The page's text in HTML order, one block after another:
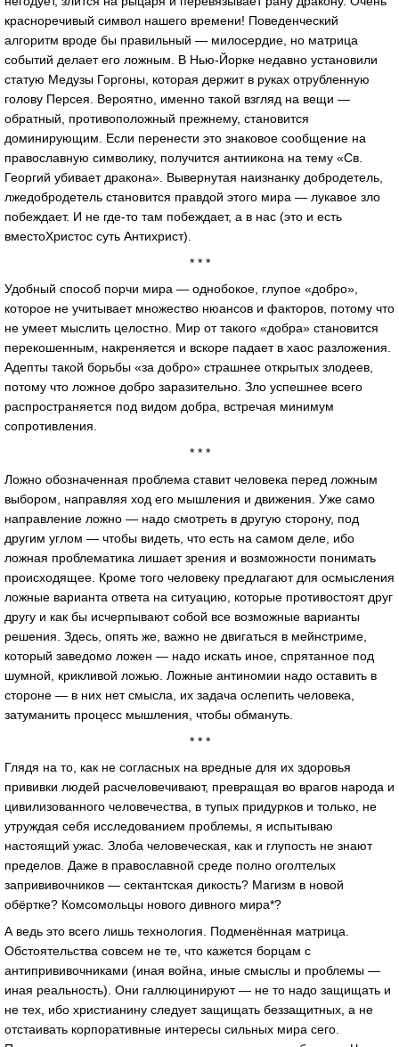
красноречивый символ нашего времени! Поведенческий
алгоритм вроде бы правильный — милосердие, но матрица
событий делает его ложным. В Нью-Йорке недавно установили
статую Медузы Горгоны, которая держит в руках отрубленную
голову Персея. Вероятно, именно такой взгляд на вещи —
обратный, противоположный прежнему, становится
доминирующим. Если перенести это знаковое сообщение на
православную символику, получится антиикона на тему «Св.
Георгий убивает дракона». Вывернутая наизнанку добродетель,
лжедобродетель становится правдой этого мира — лукавое зло
побеждает. И не где-то там побеждает, а в нас (это и есть
вместоХристос суть Антихрист).
* * *
Удобный способ порчи мира — однобокое, глупое «добро»,
которое не учитывает множество нюансов и факторов, потому что
не умеет мыслить целостно. Мир от такого «добра» становится
перекошенным, накреняется и вскоре падает в хаос разложения.
Адепты такой борьбы «за добро» страшнее открытых злодеев,
потому что ложное добро заразительно. Зло успешнее всего
распространяется под видом добра, встречая минимум
сопротивления.
* * *
Ложно обозначенная проблема ставит человека перед ложным
выбором, направляя ход его мышления и движения. Уже само
направление ложно — надо смотреть в другую сторону, под
другим углом — чтобы видеть, что есть на самом деле, ибо
ложная проблематика лишает зрения и возможности понимать
происходящее. Кроме того человеку предлагают для осмысления
ложные варианта ответа на ситуацию, которые противостоят друг
другу и как бы исчерпывают собой все возможные варианты
решения. Здесь, опять же, важно не двигаться в мейнстриме,
который заведомо ложен — надо искать иное, спрятанное под
шумной, крикливой ложью. Ложные антиномии надо оставить в
стороне — в них нет смысла, их задача ослепить человека,
затуманить процесс мышления, чтобы обмануть.
* * *
Глядя на то, как не согласных на вредные для их здоровья
прививки людей расчеловечивают, превращая во врагов народа и
цивилизованного человечества, в тупых придурков и только, не
утруждая себя исследованием проблемы, я испытываю
настоящий ужас. Злоба человеческая, как и глупость не знают
пределов. Даже в православной среде полно оголтелых
запрививочников — сектантская дикость? Магизм в новой
обёртке? Комсомольцы нового дивного мира*?
А ведь это всего лишь технология. Подменённая матрица.
Обстоятельства совсем не те, что кажется борцам с
антипрививочниками (иная война, иные смыслы и проблемы —
иная реальность). Они галлюцинируют — не то надо защищать и
не тех, ибо христианину следует защищать беззащитных, а не
отстаивать корпоративные интересы сильных мира сего.